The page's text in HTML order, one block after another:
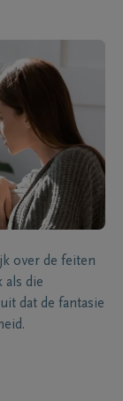
over de feiten
als die
dat de fantasie